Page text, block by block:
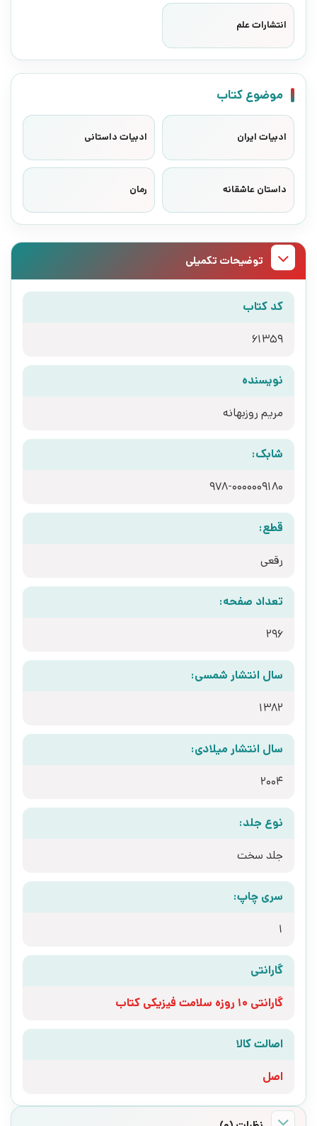
انتشارات علم
موضوع کتاب
ادبیات ایران ادبیات داستانی
داستان عاشقانه رمان
توضیحات تکمیلی
کد کتاب
61359
نویسنده
مریم روزبهانه
شابک:
978-0000009180
قطع:
رقعی
تعداد صفحه:
296
سال انتشار شمسی:
1382
سال انتشار میلادی:
2004
نوع جلد:
جلد سخت
سری چاپ:
1
گارانتی
گارانتی 10 روزه سلامت فیزیکی کتاب
اصالت کالا
اصل